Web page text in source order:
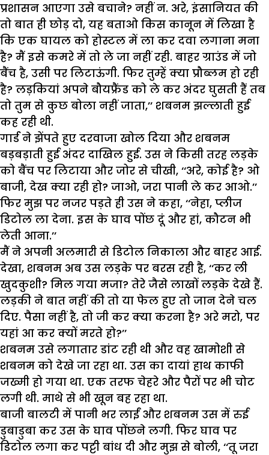
प्रशासन आएगा उसे बचाने? नहीं न. अरे, इंसानियत की
तो बात ही छोड़ दो, यह बताओ किस कानून में लिखा है
कि एक घायल को होस्टल में ला कर दवा लगाना मना
है? मैं इसे कमरे में तो ले जा नहीं रही. बाहर ग्राउंड में जो
बैंच है, उसी पर लिटाऊंगी. फिर तुम्हें क्या प्रौब्लम हो रही
है? लड़कियां अपने बौयफ्रैंड को ले कर अंदर घुसती हैं तब
तो तुम से कुछ बोला नहीं जाता,’’ शबनम झल्लाती हुई
कह रही थी.
गार्ड ने झेंपते हुए दरवाजा खोल दिया और शबनम
बड़बड़ाती हुई अंदर दाखिल हुई. उस ने किसी तरह लड़के
को बैंच पर लिटाया और जोर से चीखी, ‘‘अरे, कोई है? ओ
बाजी, देख क्या रही हो? जाओ, जरा पानी ले कर आओ.’’
फिर मुझ पर नजर पड़ते ही उस ने कहा, ‘‘नेहा, प्लीज
डिटोल ला देना. इस के घाव पोंछ दूं और हां, कौटन भी
लेती आना.’’
मैं ने अपनी अलमारी से डिटोल निकाला और बाहर आई.
देखा, शबनम अब उस लड़के पर बरस रही है, ‘‘कर ली
खुदकुशी? मिल गया मजा? तेरे जैसे लाखों लड़के देखे हैं.
लड़की ने बात नहीं की तो या फेल हुए तो जान देने चल
दिए. पैसा नहीं है, तो जी कर क्या करना है? अरे मरो, पर
यहां आ कर क्यों मरते हो?’’
शबनम उसे लगातार डांट रही थी और वह खामोशी से
शबनम को देखे जा रहा था. उस का दायां हाथ काफी
जख्मी हो गया था. एक तरफ चेहरे और पैरों पर भी चोट
लगी थी. माथे से भी खून बह रहा था.
बाजी बालटी में पानी भर लाईं और शबनम उस में रुई
डुबाडुबा कर उस के घाव पोंछने लगी. फिर घाव पर
डिटोल लगा कर पट्टी बांध दी और मुझ से बोली, ‘‘तू जरा